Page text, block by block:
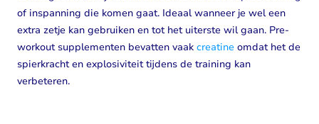
of inspanning die komen gaat. Ideaal wanneer je wel een
extra zetje kan gebruiken en tot het uiterste wil gaan. Pre-
workout supplementen bevatten vaak creatine omdat het de
spierkracht en explosiviteit tijdens de training kan
verbeteren.